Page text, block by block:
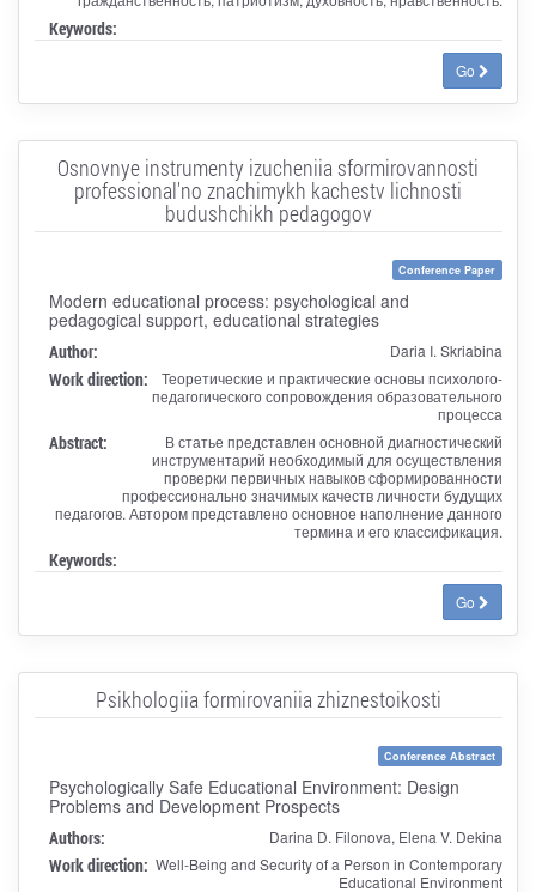
Keywords:
Go
Osnovnye instrumenty izucheniia sformirovannosti
professional'no znachimykh kachestv lichnosti
budushchikh pedagogov
Conference Paper
Modern educational process: psychological and
pedagogical support, educational strategies
Author: Daria I. Skriabina
Work direction:
Теоретические и практические основы психолого-
педагогического сопровождения образовательного
процесса
Abstract:
В статье представлен основной диагностический
инструментарий необходимый для осуществления
проверки первичных навыков сформированности
профессионально значимых качеств личности будущих
педагогов. Автором представлено основное наполнение данного
термина и его классификация.
Keywords:
Go
Psikhologiia formirovaniia zhiznestoikosti
Conference Abstract
Psychologically Safe Educational Environment: Design
Problems and Development Prospects
Authors: Darina D. Filonova, Elena V. Dekina
Work direction: Well-Being and Security of a Person in Contemporary
Educational Environment